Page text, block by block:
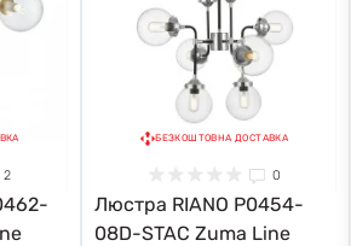
2
БЕЗКОШТОВНА ДОСТАВКА
0
Люстра RIANO P0454-
08D-STAC Zuma Line